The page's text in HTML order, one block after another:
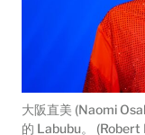
大阪直美 (Naomi
的 Labubu。